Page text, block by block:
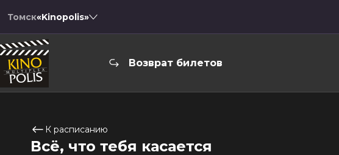
Томск«Kinopolis»
Возврат билетов
К расписанию
Всё, что тебя касается